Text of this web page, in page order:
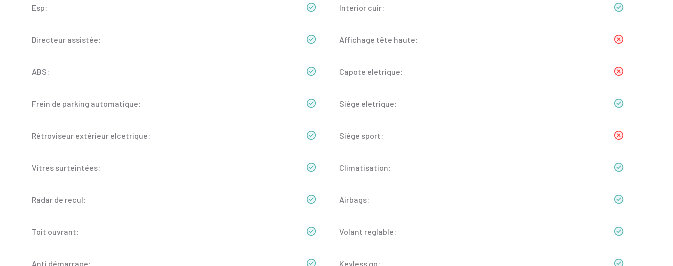
Esp:
Directeur assistée:
ABS:
Frein de parking automatique:
Rétroviseur extérieur elcetrique:
Vitres surteintées:
Radar de recul:
Toit ouvrant:
Anti démarrage:
Interior cuir:
Affichage tête haute:
Capote eletrique:
Siége eletrique:
Siége sport:
Climatisation:
Airbags:
Volant reglable:
Keyless go: